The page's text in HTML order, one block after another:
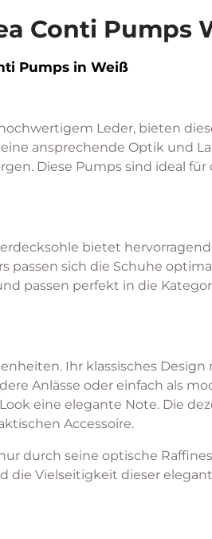
Conti Pumps
Pumps in Weiß
Leder, bieten
ansprechende Optik und
Diese Pumps sind ideal
bietet
sich die Schuhe
passen perfekt in die
Ihr klassisches
Anlässe oder einfach als
eine elegante Note. Die
Accessoire.
durch seine optische
die Vielseitigkeit dieser